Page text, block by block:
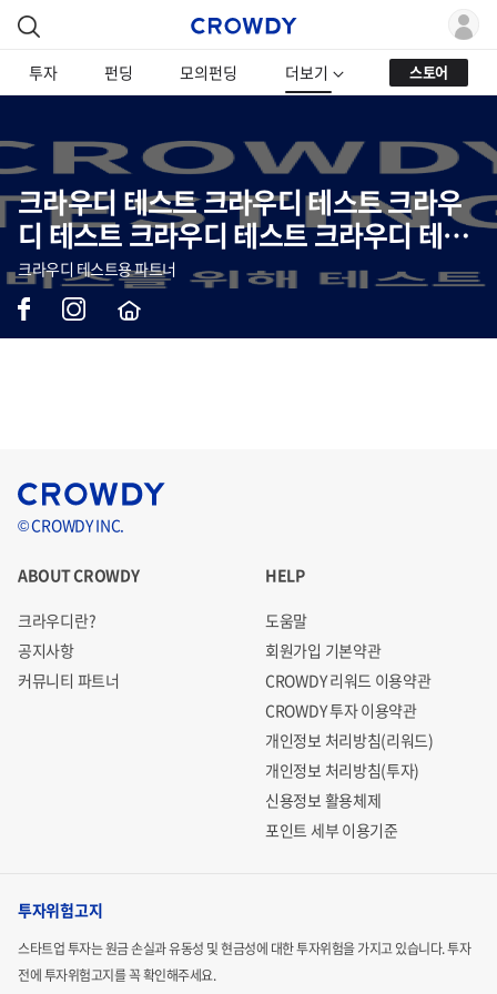
투자 펀딩 모의펀딩 더보기 스토어
크라우디 테스트 크라우디 테스트 크라우
디 테스트 크라우디 테스트 크라우디 테스
트 크라우디 테스트 크라우디 테스트 크라
우디 테스트
크라우디 테스트용 파트너
© CROWDY INC.
ABOUT CROWDY
크라우디란?
공지사항
커뮤니티 파트너
HELP
도움말
회원가입 기본약관
CROWDY 리워드 이용약관
CROWDY 투자 이용약관
개인정보 처리방침(리워드)
개인정보 처리방침(투자)
신용정보 활용체제
포인트 세부 이용기준
투자위험고지
스타트업 투자는 원금 손실과 유동성 및 현금성에 대한 투자위험을 가지고 있습니다.투자
전에 투자위험고지를 꼭 확인해주세요.